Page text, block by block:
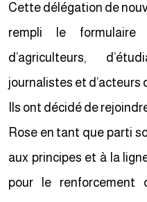
Cette délégation de
rempli le formulaire
d’agriculteurs,
journalistes et d’acteurs
Ils ont décidé de
Rose en tant que parti
aux principes et à la
pour le